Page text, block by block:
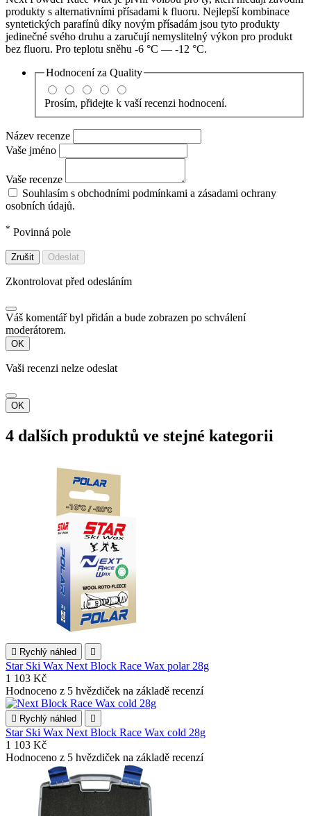
produkty s alternativními přísadami k fluoru. Nejlepší kombinace
syntetických parafínů díky novým přísadám jsou tyto produkty
jedinečné svého druhu a zaručují nemyslitelný výkon pro produkt
bez fluoru. Pro teplotu sněhu -6 °C — -12 °C.
Hodnocení za Quality
Prosím, přidejte k vaší recenzi hodnocení.
Název recenze
Vaše jméno
Vaše recenze
Souhlasím s obchodními podmínkami a zásadami ochrany
osobních údajů.
* Povinná pole
Zrušit Odeslat
Zkontrolovat před odesláním
Váš komentář byl přidán a bude zobrazen po schválení
moderátorem.
OK
Vaši recenzi nelze odeslat
OK
4 dalších produktů ve stejné kategorii
 Rychlý náhled 
Star Ski Wax Next Block Race Wax polar 28g
1 103 Kč
Hodnoceno z 5 hvězdiček na základě recenzí
 Rychlý náhled 
Star Ski Wax Next Block Race Wax cold 28g
1 103 Kč
Hodnoceno z 5 hvězdiček na základě recenzí